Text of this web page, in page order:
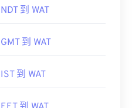
NDT 到 WAT
GMT 到 WAT
IST 到 WAT